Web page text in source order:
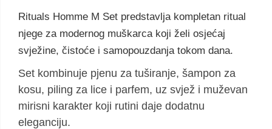
Rituals Homme M Set predstavlja kompletan ritual
njege za modernog muškarca koji želi osjećaj
svježine, čistoće i samopouzdanja tokom dana.
Set kombinuje pjenu za tuširanje, šampon za
kosu, piling za lice i parfem, uz svjež i muževan
mirisni karakter koji rutini daje dodatnu
eleganciju.